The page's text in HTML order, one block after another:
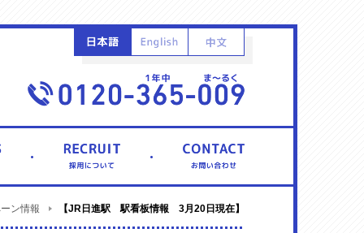
ン情報 【JR日進駅 駅看板情報 3月20日現在】